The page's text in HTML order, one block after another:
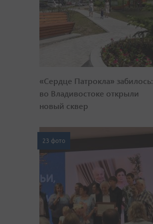
«Сердце Патрокла» забилось:
во Владивостоке открыли
новый сквер
23 фото